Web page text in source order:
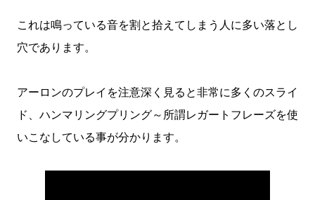
これは鳴っている音を割と拾えてしまう人に多い落とし
穴であります。
アーロンのプレイを注意深く見ると非常に多くのスライ
ド、ハンマリングプリング～所謂レガートフレーズを使
いこなしている事が分かります。